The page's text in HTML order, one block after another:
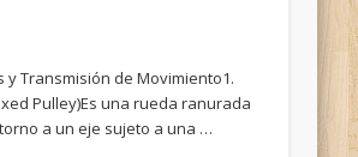
y Transmisión de Movimiento1.
Pulley)Es una rueda ranurada
a un eje sujeto a una …